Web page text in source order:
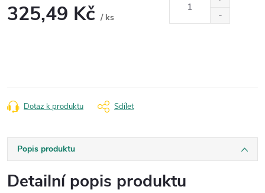
325,49 Kč / ks
Dotaz k produktu Sdílet
Popis produktu
Detailní popis produktu